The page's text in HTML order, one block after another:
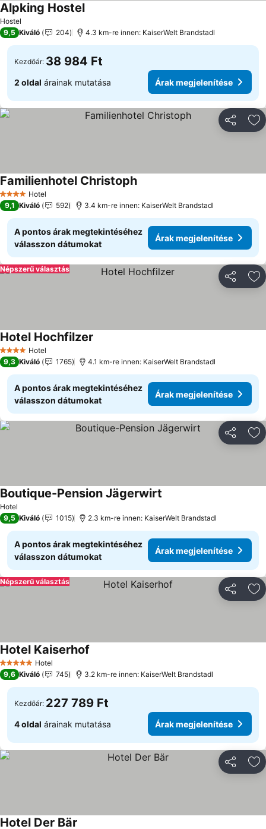
Hostel
Alpking Hostel
9,5 Kiváló 204 4.3 km-re innen: KaiserWelt Brandstadl
Kezdőár: 38 984 Ft
2 oldal árainak mutatása Árak megjelenítése
4 KategóriaHotel
Familienhotel Christoph
9,1 Kiváló 592 3.4 km-re innen: KaiserWelt Brandstadl
A pontos árak megtekintéséhez
válasszon dátumokat
Árak megjelenítése
Népszerű választás
4 KategóriaHotel
Hotel Hochfilzer
9,3 Kiváló 1765 4.1 km-re innen: KaiserWelt Brandstadl
A pontos árak megtekintéséhez
válasszon dátumokat
Árak megjelenítése
Hotel
Boutique-Pension Jägerwirt
9,5 Kiváló 1015 2.3 km-re innen: KaiserWelt Brandstadl
A pontos árak megtekintéséhez
válasszon dátumokat
Árak megjelenítése
Népszerű választás
5 KategóriaHotel
Hotel Kaiserhof
9,6 Kiváló 745 3.2 km-re innen: KaiserWelt Brandstadl
Kezdőár: 227 789 Ft
4 oldal árainak mutatása Árak megjelenítése
Hotel Der Bär